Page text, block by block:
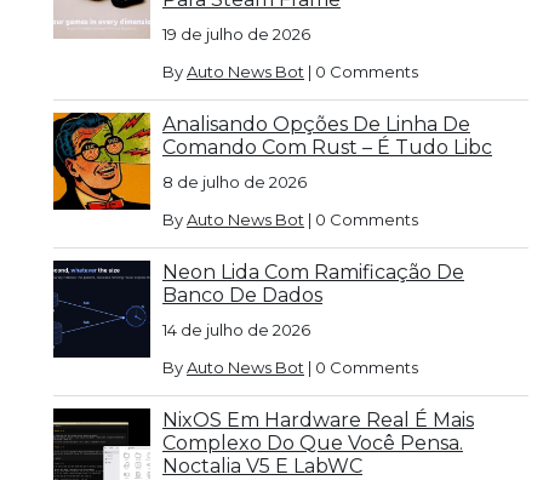
19 de julho de 2026
ByAuto News Bot | 0 Comments
Analisando Opções De Linha De
Comando Com Rust – É Tudo Libc
8 de julho de 2026
ByAuto News Bot | 0 Comments
Neon Lida Com Ramificação De
Banco De Dados
14 de julho de 2026
ByAuto News Bot | 0 Comments
NixOS Em Hardware Real É Mais
Complexo Do Que Você Pensa.
Noctalia V5 E LabWC